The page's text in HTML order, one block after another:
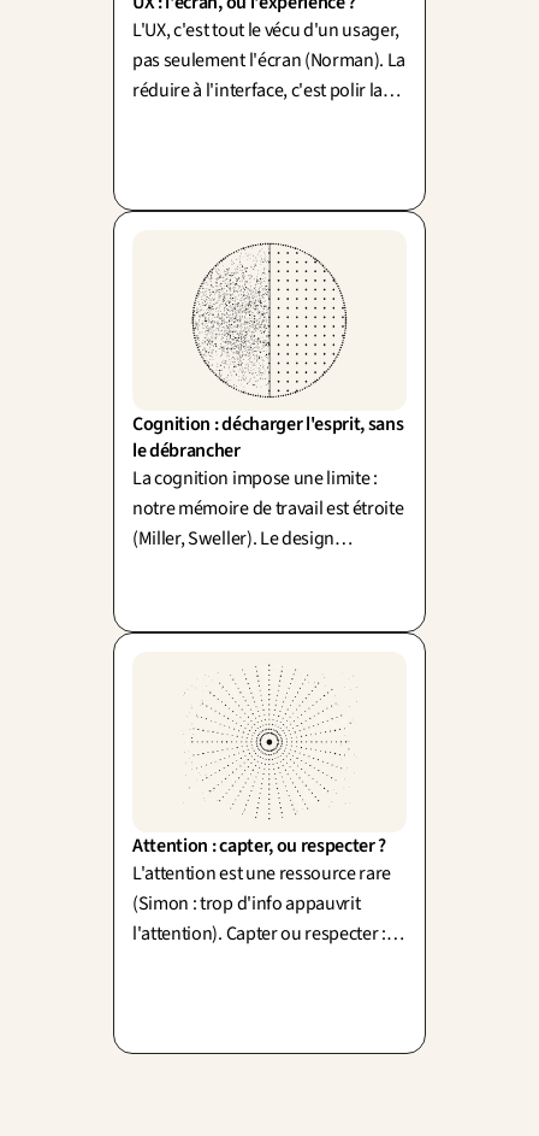
L'UX, c'est tout le vécu d'un usager,
pas seulement l'écran (Norman). La
réduire à l'interface, c'est polir la
Cognition : décharger l'esprit, sans
le débrancher
La cognition impose une limite :
notre mémoire de travail est étroite
(Miller, Sweller). Le design
Attention : capter, ou respecter ?
L'attention est une ressource rare
(Simon : trop d'info appauvrit
l'attention). Capter ou respecter :